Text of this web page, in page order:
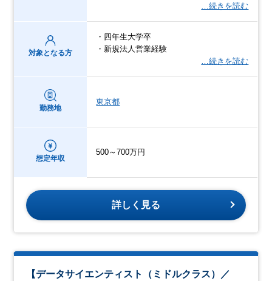
…続きを読む
対象となる方
・四年生大学卒
・新規法人営業経験
…続きを読む
勤務地
東京都
想定年収
500～700万円
詳しく見る
【データサイエンティスト（ミドルクラス）／